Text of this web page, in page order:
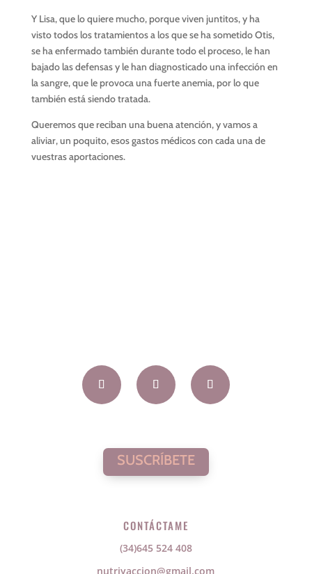
Y Lisa, que lo quiere mucho, porque viven juntitos, y ha
visto todos los tratamientos a los que se ha sometido Otis,
se ha enfermado también durante todo el proceso, le han
bajado las defensas y le han diagnosticado una infección en
la sangre, que le provoca una fuerte anemia, por lo que
también está siendo tratada.
Queremos que reciban una buena atención, y vamos a
aliviar, un poquito, esos gastos médicos con cada una de
vuestras aportaciones.
SUSCRÍBETE
CONTÁCTAME
(34)645 524 408
nutriyaccion@gmail.com